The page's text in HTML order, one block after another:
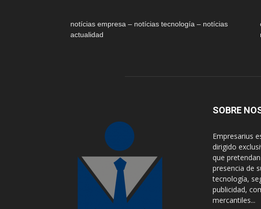
notícias empresa – notícias tecnología – notícias
actualidad
SOBRE
Empresarius
dirigido
que
presencia de
tecnología,
publicidad,
mercantiles...